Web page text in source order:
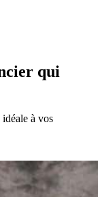
qui
idéale à vos